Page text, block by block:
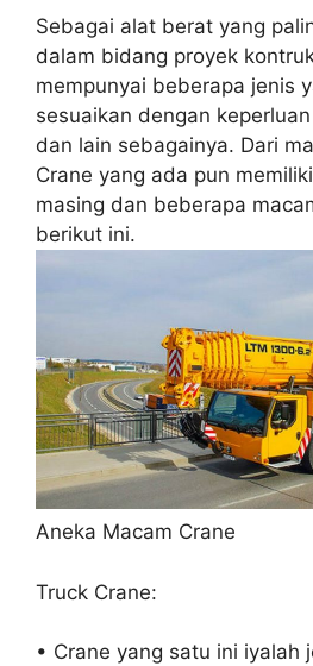
Sebagai alat berat yang
dalam bidang proyek
mempunyai beberapa jenis
sesuaikan dengan
dan lain sebagainya. Dari
Crane yang ada pun
masing dan beberapa
berikut ini.
Aneka Macam Crane
Truck Crane:
• Crane yang satu ini iyalah